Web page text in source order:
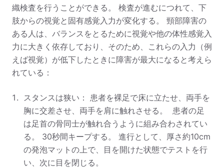
織検査を行うことができる。 検査が進むにつれて、下
肢からの視覚と固有感覚入力が変化する。 頸部障害の
ある人は、バランスをとるために視覚や他の体性感覚入
力に大きく依存しており、そのため、これらの入力（例
えば視覚）が低下したときに障害が最大になると考えら
れている：
スタンスは狭い： 患者を裸足で床に立たせ、両手を
胸に交差させ、両手を肩に触れさせる。 患者の足
は足首の骨同士が触れ合うように組み合わされてい
る。 30秒間キープする。 進行として、厚さ約10cm
の発泡マットの上で、目を開けた状態でテストを行
い、次に目を閉じる。